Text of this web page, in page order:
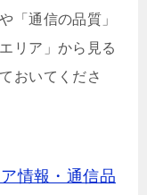
「通信の品質」
リア」から見る
おいてくださ
情報・通信品